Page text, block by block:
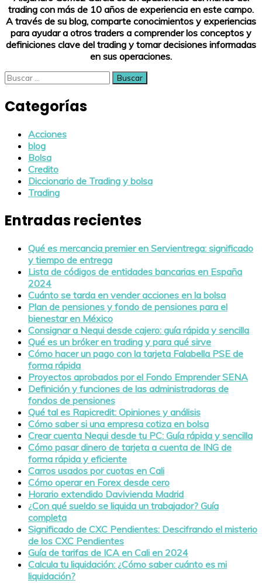
trading con más de 10 años de experiencia en este campo.
A través de su blog, comparte conocimientos y experiencias
para ayudar a otros traders a comprender los conceptos y
definiciones clave del trading y tomar decisiones informadas
en sus operaciones.
Buscar:
Categorías
Acciones
blog
Bolsa
Credito
Diccionario de Trading y bolsa
Trading
Entradas recientes
Qué es mercancia premier en Servientrega: significado
y tiempo de entrega
Lista de códigos de entidades bancarias en España
2024
Cuánto se tarda en vender acciones en la bolsa
Plan de pensiones y fondo de pensiones para el
bienestar en México
Consignar a Nequi desde cajero: guía rápida y sencilla
Qué es un bróker en trading y para qué sirve
Cómo hacer un pago con la tarjeta Falabella PSE de
forma rápida
Proyectos aprobados por el Fondo Emprender SENA
Definición y funciones de las administradoras de
fondos de pensiones
Qué tal es Rapicredit: Opiniones y análisis
Cómo saber si una empresa cotiza en bolsa
Crear cuenta Nequi desde tu PC: Guía rápida y sencilla
Cómo pasar dinero de tarjeta a cuenta de ING de
forma rápida y eficiente
Carros usados por cuotas en Cali
Cómo operar en Forex desde cero
Horario extendido Davivienda Madrid
¿Con qué sueldo se liquida un trabajador? Guía
completa
Significado de CXC Pendientes: Descifrando el misterio
de los CXC Pendientes
Guía de tarifas de ICA en Cali en 2024
Calcula tu liquidación: ¿Cómo saber cuánto es mi
liquidación?